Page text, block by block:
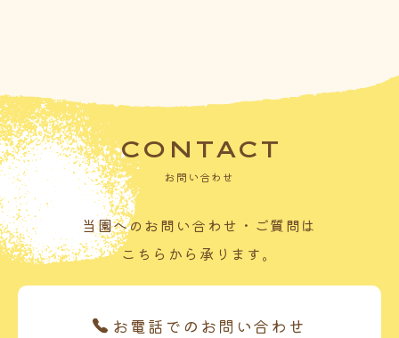
CONTACT
お問い合わせ
当園へのお問い合わせ・ご質問は
こちらから承ります。
お電話でのお問い合わせ